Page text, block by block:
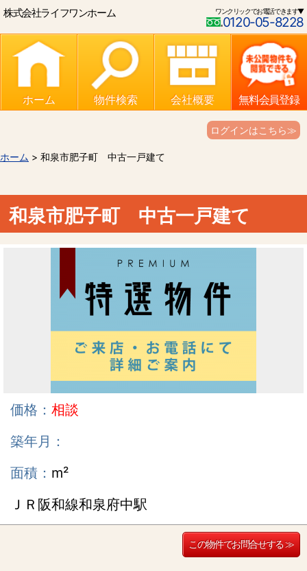
株式会社ライフワンホーム ワンクリックでお電話できます▼
0120-05-8228
ホーム 物件検索 会社概要 無料会員登録
ログインはこちら≫
ホーム > 和泉市肥子町 中古一戸建て
和泉市肥子町 中古一戸建て
価格： 相談
築年月：
面積： m²
ＪＲ阪和線和泉府中駅
この物件でお問合せする ≫